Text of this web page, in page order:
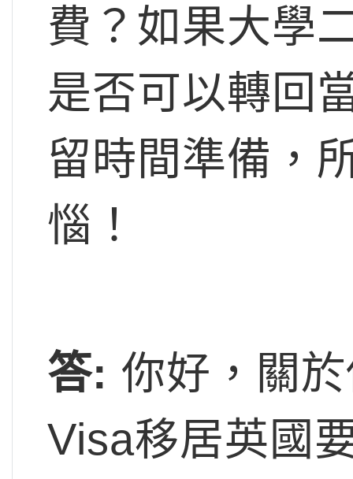
費？如果大學
是否可以轉回
留時間準備，
惱！
答: 你好，關
Visa移居英國